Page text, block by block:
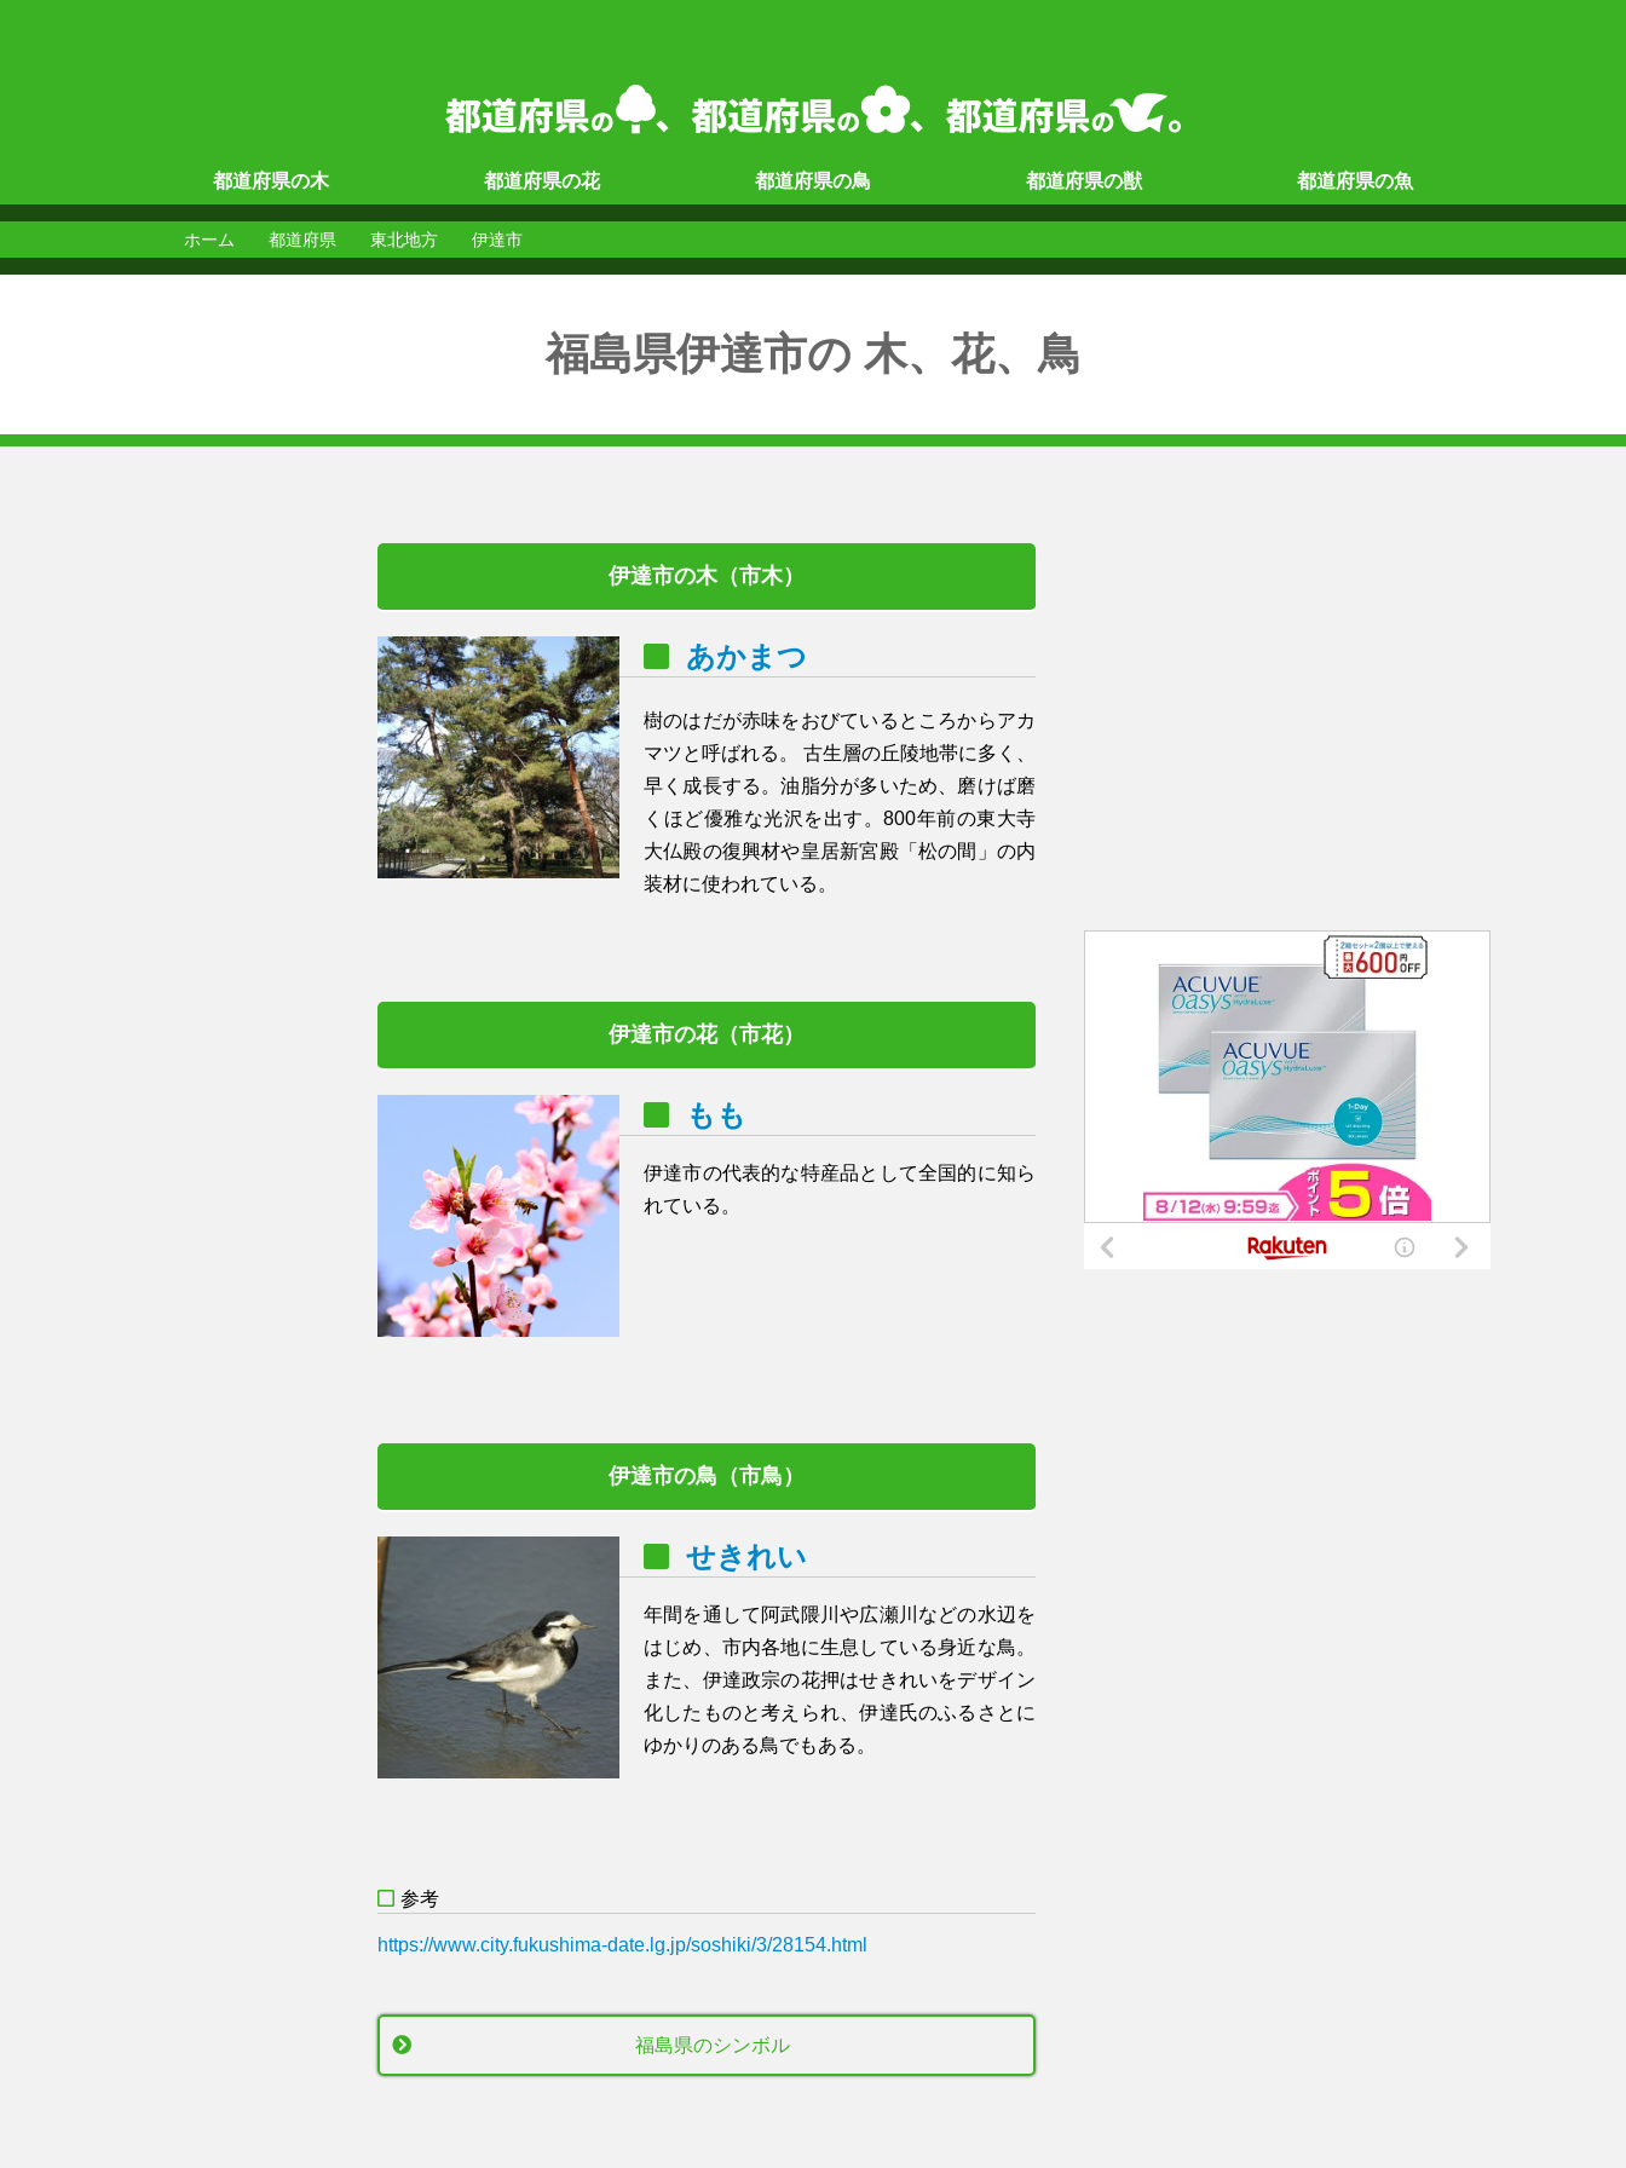
都道府県の木 都道府県の花 都道府県の鳥 都道府県の獣 都道府県の魚
ホーム 都道府県 東北地方 伊達市
福島県伊達市の 木、花、鳥
伊達市の木（市木）
あかまつ
樹のはだが赤味をおびているところからアカ
マツと呼ばれる。 古生層の丘陵地帯に多く、
早く成長する。油脂分が多いため、磨けば磨
くほど優雅な光沢を出す。800年前の東大寺
大仏殿の復興材や皇居新宮殿「松の間」の内
装材に使われている。
伊達市の花（市花）
もも
伊達市の代表的な特産品として全国的に知ら
れている。
伊達市の鳥（市鳥）
せきれい
年間を通して阿武隈川や広瀬川などの水辺を
はじめ、市内各地に生息している身近な鳥。
また、伊達政宗の花押はせきれいをデザイン
化したものと考えられ、伊達氏のふるさとに
ゆかりのある鳥でもある。
参考
https://www.city.fukushima-date.lg.jp/soshiki/3/28154.html
福島県のシンボル